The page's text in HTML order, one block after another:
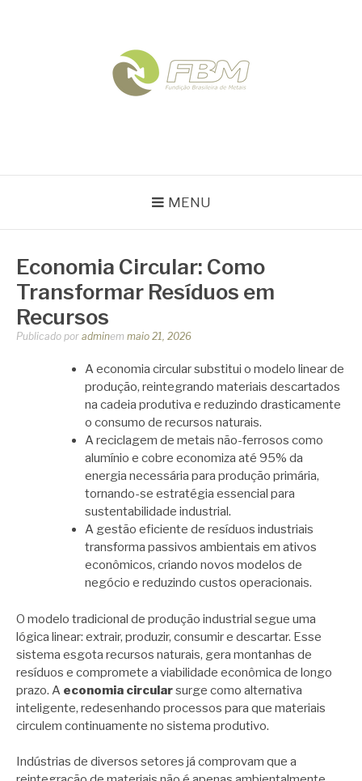
MENU
Economia Circular: Como
Transformar Resíduos em
Recursos
Publicado por adminem maio 21, 2026
A economia circular substitui o modelo linear de
produção, reintegrando materiais descartados
na cadeia produtiva e reduzindo drasticamente
o consumo de recursos naturais.
A reciclagem de metais não-ferrosos como
alumínio e cobre economiza até 95% da
energia necessária para produção primária,
tornando-se estratégia essencial para
sustentabilidade industrial.
A gestão eficiente de resíduos industriais
transforma passivos ambientais em ativos
econômicos, criando novos modelos de
negócio e reduzindo custos operacionais.
O modelo tradicional de produção industrial segue uma
lógica linear: extrair, produzir, consumir e descartar. Esse
sistema esgota recursos naturais, gera montanhas de
resíduos e compromete a viabilidade econômica de longo
prazo. A economia circularsurge como alternativa
inteligente, redesenhando processos para que materiais
circulem continuamente no sistema produtivo.
Indústrias de diversos setores já comprovam que a